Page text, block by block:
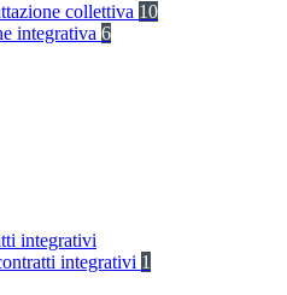
collettiva 10
integrativa 6
integrativi
integrativi 1